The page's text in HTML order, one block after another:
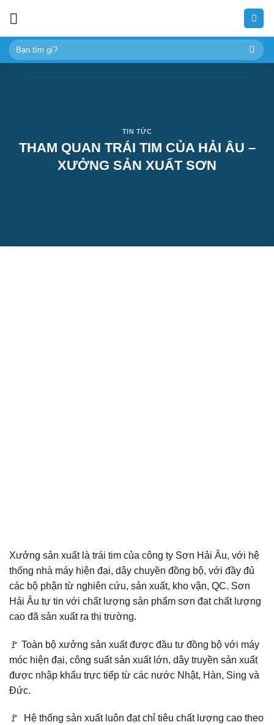
content
Tìm
kiếm:
TIN TỨC
THAM QUAN TRÁI TIM CỦA HẢI ÂU –
XƯỞNG SẢN XUẤT SƠN
Xưởng sản xuất là trái tim của công ty Sơn Hải Âu, với hệ
thống nhà máy hiện đại, dây chuyền đồng bộ, với đầy đủ
các bộ phận từ nghiên cứu, sản xuất, kho vận, QC. Sơn
Hải Âu tự tin với chất lượng sản phẩm sơn đạt chất lượng
cao đã sản xuất ra thị trường.
🚩 Toàn bộ xưởng sản xuất được đầu tư đồng bộ với máy
móc hiện đại, công suất sản xuất lớn, dây truyền sản xuất
được nhập khẩu trực tiếp từ các nước Nhật, Hàn, Sing và
Đức.
🚩 Hệ thống sản xuất luôn đạt chỉ tiêu chất lượng cao theo